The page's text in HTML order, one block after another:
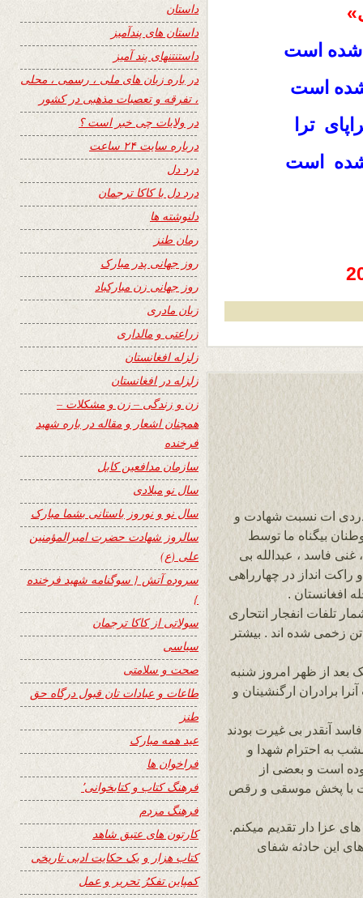
شده است
شده است
ترا
شده است
ات نسبت شهادت و
بیگناه ما توسط
غنی فاسد ، عبدالله بی
انداز در چهارراهی
افغانستان .
تلفات انفجار انتحاری
آمبولانسی در کابل ۹۵ تن کشته و ۱۵۸ تن زخمی شده اند . بیشتر
بعد از ظهر امروز شنبه
آنرا برادران ارگنشینان و
آنقدر بی غیرت بودند
به احترام شهدا و
است و بعضی از
با پخش موسقی و رقص
عزا دار تقدیم میکنم.
این حادثه شفای
داستان
داستان های پندآمیز
داستنتنهای پند آمیز
در باره زبان های ملی ، رسمی ، محلی
، تفرقه و تعصبات مذهبی در کشور
در ولایات چی خبر است ؟
درباره سایت ۲۴ ساعت
درد دل
درد دل با کاکا ترجمان
دلنوشته ها
رمان طنز
روز جهانی پدر مبارک
روز جهانی زن مبارکباد
زبان مادری
زراعتی و مالداری
زلزله افغانستان
زلزله در افغانستان
زن و زندگی – زن و مشکلات –
همچنان اشعار و مقاله در باره شهید
فرخنده
سازمان مدافعین کابل
سال نو میلادی
سال نو و نوروز باستانی بشما مبارک
سالروز شهادت حضرت امیرالمؤمنین
علی (ع)
سروده آتش { سوگنامه شهید فرخنده
}
سولاتی از کاکا ترجمان
سیاسی
صحت و سلامتی
طاعات و عبادات تان قبول درگاه حق
طنز
عید همه مبارک
فراخوان ها
فرهنگ کتاب و کتابخوانی٬
فرهنگ مردم
کارتون های عتیق شاهد
کتاب هزار و یک حکایت ادبی تاریخی
کمپاین تفکرُ تحریر و عمل